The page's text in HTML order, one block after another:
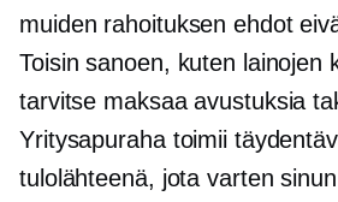
muiden rahoituksen ehdot
Toisin sanoen, kuten lainojen
tarvitse maksaa avustuksia
Yritysapuraha toimii
tulolähteenä, jota varten